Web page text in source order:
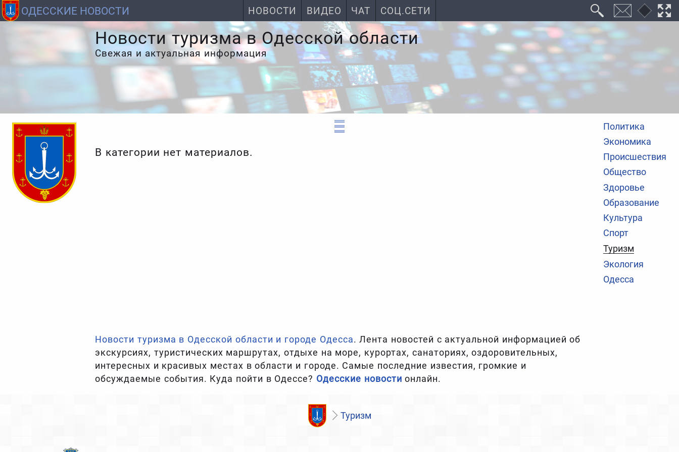
ОДЕССКИЕ НОВОСТИ НОВОСТИ ВИДЕО ЧАТ СОЦ.СЕТИ
Политика
Экономика
Происшествия
Общество
Здоровье
Образование
Культура
Спорт
Туризм
Экология
Одесса
Новости туризма в Одесской области
Свежая и актуальная информация
В категории нет материалов.
Новости туризма в Одесской области и городе Одесса. Лента новостей с актуальной информацией об
экскурсиях, туристических маршрутах, отдыхе на море, курортах, санаториях, оздоровительных,
интересных и красивых местах в области и городе. Самые последние известия, громкие и
обсуждаемые события. Куда пойти в Одессе? Одесские новости онлайн.
Туризм